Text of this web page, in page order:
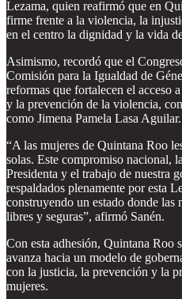
Lezama, quien reafirmó que en
firme frente a la violencia, la
en el centro la dignidad y la vida
Asimismo, recordó que el
Comisión para la Igualdad de
reformas que fortalecen el acceso
y la prevención de la violencia,
como Jimena Pamela Lasa Aguilar.
“A las mujeres de Quintana Roo
solas. Este compromiso nacional,
Presidenta y el trabajo de nuestra
respaldados plenamente por esta
construyendo un estado donde las
libres y seguras”, afirmó Sanén.
Con esta adhesión, Quintana Roo
avanza hacia un modelo de
con la justicia, la prevención y la
mujeres.